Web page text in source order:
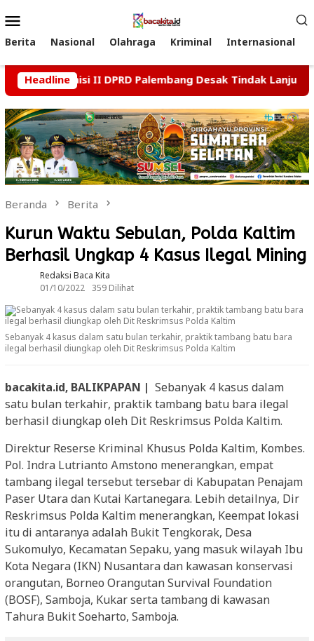
ke
kontenMobile
Berita Nasional Olahraga Kriminal Internasional
Headline
Komisi II DPRD Palembang Desak Tindak Lanjut Kasus
Beranda Berita
Kurun Waktu Sebulan, Polda Kaltim
Berhasil Ungkap 4 Kasus Ilegal Mining
Redaksi Baca Kita
01/10/2022
359 Dilihat
Sebanyak 4 kasus dalam satu bulan terkahir, praktik tambang batu bara
ilegal berhasil diungkap oleh Dit Reskrimsus Polda Kaltim
bacakita.id, BALIKPAPAN | Sebanyak 4 kasus dalam
satu bulan terkahir, praktik tambang batu bara ilegal
berhasil diungkap oleh Dit Reskrimsus Polda Kaltim.
Direktur Reserse Kriminal Khusus Polda Kaltim, Kombes.
Pol. Indra Lutrianto Amstono menerangkan, empat
tambang ilegal tersebut tersebar di Kabupatan Penajam
Paser Utara dan Kutai Kartanegara. Lebih detailnya, Dir
Reskrimsus Polda Kaltim menerangkan, Keempat lokasi
itu di antaranya adalah Bukit Tengkorak, Desa
Sukomulyo, Kecamatan Sepaku, yang masuk wilayah Ibu
Kota Negara (IKN) Nusantara dan kawasan konservasi
orangutan, Borneo Orangutan Survival Foundation
(BOSF), Samboja, Kukar serta tambang di kawasan
Tahura Bukit Soeharto, Samboja.